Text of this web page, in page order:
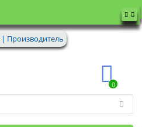
0